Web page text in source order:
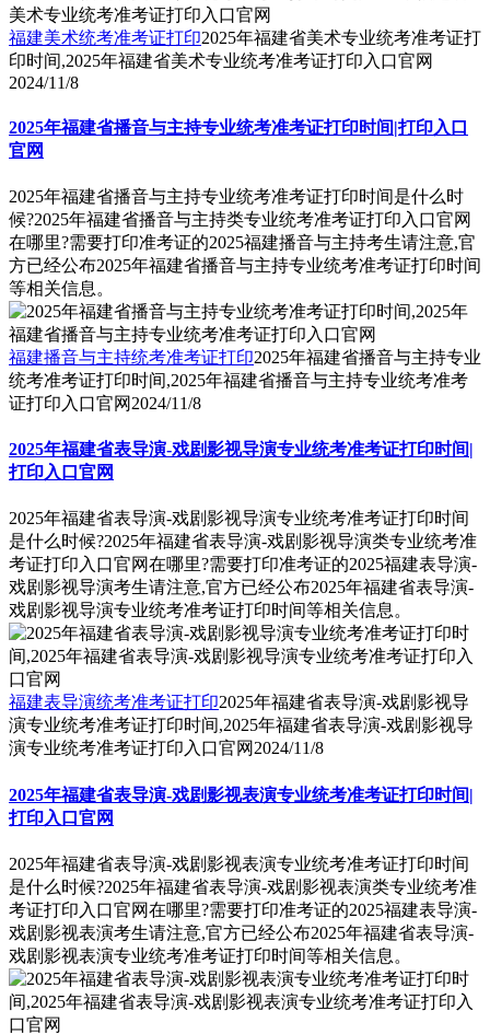
福建美术统考准考证打印2025年福建省美术专业统考准考证打
印时间,2025年福建省美术专业统考准考证打印入口官网
2024/11/8
2025年福建省播音与主持专业统考准考证打印时间|打印入口
官网
2025年福建省播音与主持专业统考准考证打印时间是什么时
候?2025年福建省播音与主持类专业统考准考证打印入口官网
在哪里?需要打印准考证的2025福建播音与主持考生请注意,官
方已经公布2025年福建省播音与主持专业统考准考证打印时间
等相关信息。
福建播音与主持统考准考证打印2025年福建省播音与主持专业
统考准考证打印时间,2025年福建省播音与主持专业统考准考
证打印入口官网 2024/11/8
2025年福建省表导演-戏剧影视导演专业统考准考证打印时间|
打印入口官网
2025年福建省表导演-戏剧影视导演专业统考准考证打印时间
是什么时候?2025年福建省表导演-戏剧影视导演类专业统考准
考证打印入口官网在哪里?需要打印准考证的2025福建表导演-
戏剧影视导演考生请注意,官方已经公布2025年福建省表导演-
戏剧影视导演专业统考准考证打印时间等相关信息。
福建表导演统考准考证打印2025年福建省表导演-戏剧影视导
演专业统考准考证打印时间,2025年福建省表导演-戏剧影视导
演专业统考准考证打印入口官网2024/11/8
2025年福建省表导演-戏剧影视表演专业统考准考证打印时间|
打印入口官网
2025年福建省表导演-戏剧影视表演专业统考准考证打印时间
是什么时候?2025年福建省表导演-戏剧影视表演类专业统考准
考证打印入口官网在哪里?需要打印准考证的2025福建表导演-
戏剧影视表演考生请注意,官方已经公布2025年福建省表导演-
戏剧影视表演专业统考准考证打印时间等相关信息。